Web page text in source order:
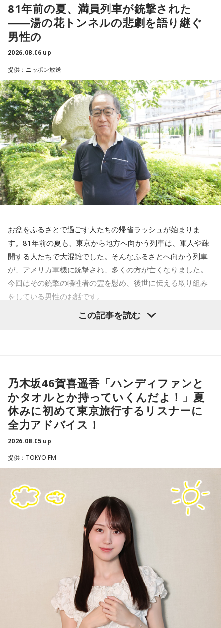
ト、司会者など挙げればキリがないほど、多方面で活躍中の
つボイノリオさん。1993年から続く人気番組「聞けば聞くほ
ど」では政治・経済から中日ドラゴンズの話題までつボイさ
ん流に斬っていきます。話題となったコミックソング「金太
「つボからボイン」の方は収録を行う日にKBS京都で「握手
会」を開催しています。参加した全てのリスナーのラジオネ
ームが公式フェイスブックで紹介されるのですが、3分の1く
らいは下ネタのラジオネームです（笑）。ちなみに、KBS京
都では「つぼからボイン」の直後に「森脇健児のサタデーミ
ーティング」（18時〜21時30分）が放送されるため、往年の
ラジオファンにとってはたまらない”濃い番組”が続きます。
番組名：『つボイノリオの聞けば聞くほど』
放送局：CBCラジオ（名古屋）
放送日時：月曜～金曜 9時～11時55分／KBS京都ラジオ『つ
ボからボイン』土曜 16時30分～18時
この番組をラジコで聴く
ヒロ寺平さんは、スタジオではなく、副調整室にマイクを設
置して、ワンマンDJスタイルで放送しています。通常、ラジ
オ番組はプロデューサー、ディレクター、ミキサー、さらに
アシスタントディレクター、構成作家が携わりますが、ヒロ
さんはDJ、ディレクター、ミキサー、構成作家の四役で5時間
ヒロさんは、aikoさんが大ブレイクする前にFM802でDJをし
ていた頃から親交があります。2012年に放送された
「SONGS」（NHK）でaikoさんが大阪に里帰りした際には
「ヒロさんは、しゃべりが上手なんです」と言ってaikoさん
がヒロさんを紹介していました。ヒロさんは「キミには負け
るわ」と返していました（笑）。上沼恵美子さんもヒロさん
を尊敬していて、特別番組「上沼恵美子のオールナイトニッ
ポンGOLD」（ニッポン放送）で共演を果たしています。
81年前の夏、満員列車が銃撃された
――湯の花トンネルの悲劇を語り継ぐ
男性の
2026.08.06 up
提供：ニッポン放送
お盆をふるさとで過ごす人たちの帰省ラッシュが始まりま
す。81年前の夏も、東京から地方へ向かう列車は、軍人や疎
開する人たちで大混雑でした。そんなふるさとへ向かう列車
が、アメリカ軍機に銃撃され、多くの方が亡くなりました。
今回はその銃撃の犠牲者の霊を慰め、後世に伝える取り組み
をしている男性のお話です。
さ」号、「かいじ」号。列車が、大きな天狗の像がある高尾
駅のホームを横目に通過すると、車窓は一気に山深くなり、
小仏峠に向けて登り坂をぐいぐいと登っていきます。その最
初にくぐるトンネルの名前を「湯の花トンネル」といいま
いまから81年前、1945年8月5日は晴天に恵まれた日曜日で
運転を見合わせていましたが、急ピッチで復旧工事が行わ
れ、この日から全線で運転を再開します。
湯の花トンネル近くを走る、現在の中央本線の下り普通列車（当時は画像左・上り線の単線
新宿駅10時10分発「419列車」、普通列車・長野行には、軍
人をはじめ、買い出しや疎開先を目指す人たちが、大挙して
乗り込みました。デッキにも人があふれ、なかには窓から出
入りする子供もいたといいます。列車は、浅川駅、今の高尾
駅を正午過ぎ、およそ1時間遅れで発車。すし詰めの車内では
ありましたが、ちょうどお昼どき、おにぎりを頬張る人もい
この記事を読む
乃木坂46賀喜遥香「ハンディファンと
かタオルとか持っていくんだよ！」夏
休みに初めて東京旅行するリスナーに
全力アドバイス！
2026.08.05 up
提供：TOKYO FM